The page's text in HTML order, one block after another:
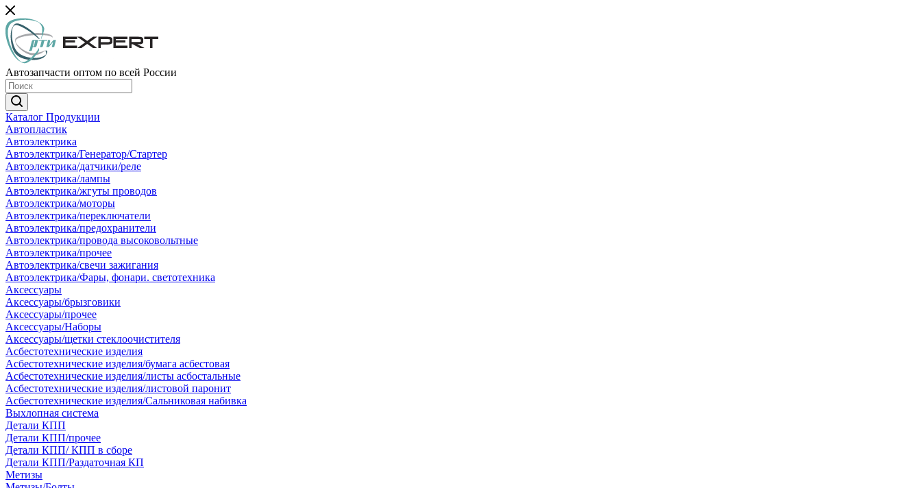
Автозапчасти оптом по всей России
Каталог Продукции
Автопластик
Автоэлектрика
Автоэлектрика/Генератор/Стартер
Автоэлектрика/датчики/реле
Автоэлектрика/лампы
Автоэлектрика/жгуты проводов
Автоэлектрика/моторы
Автоэлектрика/переключатели
Автоэлектрика/предохранители
Автоэлектрика/провода высоковольтные
Автоэлектрика/прочее
Автоэлектрика/свечи зажигания
Автоэлектрика/Фары, фонари. светотехника
Аксессуары
Аксессуары/брызговики
Аксессуары/прочее
Аксессуары/Наборы
Аксессуары/щетки стеклоочистителя
Асбестотехнические изделия
Асбестотехнические изделия/бумага асбестовая
Асбестотехнические изделия/листы асбостальные
Асбестотехнические изделия/листовой паронит
Асбестотехнические изделия/Сальниковая набивка
Выхлопная система
Детали КПП
Детали КПП/прочее
Детали КПП/ КПП в сборе
Детали КПП/Раздаточная КП
Метизы